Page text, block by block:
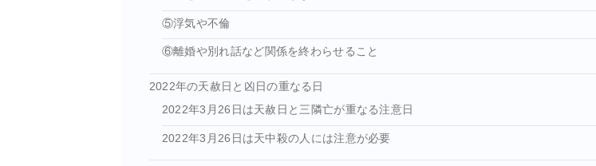
⑤浮気や不倫
⑥離婚や別れ話など関係を終わらせること
2022年の天赦日と凶日の重なる日
2022年3月26日は天赦日と三隣亡が重なる注意日
2022年3月26日は天中殺の人には注意が必要